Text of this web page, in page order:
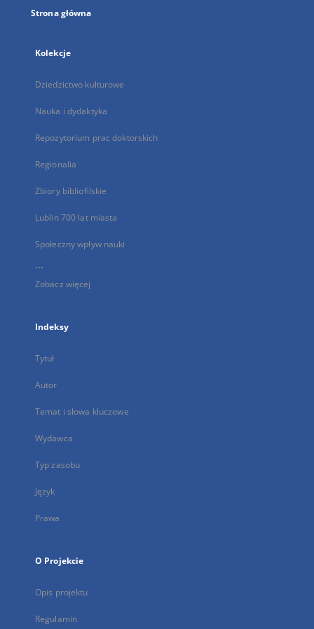
Strona główna
Kolekcje
Dziedzictwo kulturowe
Nauka i dydaktyka
Repozytorium prac doktorskich
Regionalia
Zbiory bibliofilskie
Lublin 700 lat miasta
Społeczny wpływ nauki
...
Zobacz więcej
Indeksy
Tytuł
Autor
Temat i słowa kluczowe
Wydawca
Typ zasobu
Język
Prawa
O Projekcie
Opis projektu
Regulamin